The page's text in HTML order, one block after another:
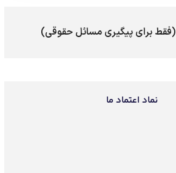
(فقط برای پیگیری مسائل حقوقی)
نماد اعتماد ما